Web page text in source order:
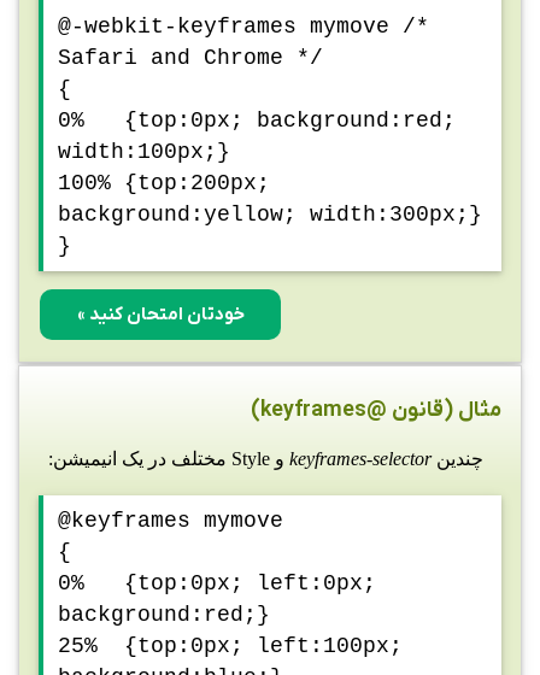
@-webkit-keyframes mymove /*
Safari and Chrome */
{
0% {top:0px; background:red;
width:100px;}
100% {top:200px;
background:yellow; width:300px;}
}
خودتان امتحان کنید »
مثال (قانون @keyframes)
چندینkeyframes-selector و Style مختلف در یک انیمیشن:
@keyframes mymove
{
0% {top:0px; left:0px;
background:red;}
25% {top:0px; left:100px;